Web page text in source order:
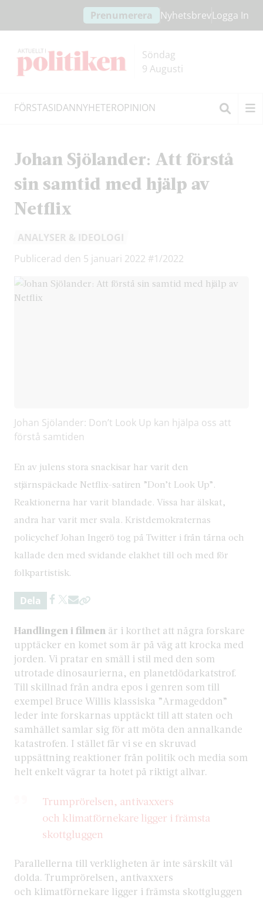
innehållet
headern
Prenumerera NyhetsbrevLogga In
Söndag
9 Augusti
FÖRSTASIDANNYHETEROPINION
Johan Sjölander: Att förstå
sin samtid med hjälp av
Netflix
ANALYSER & IDEOLOGI
Publicerad den 5 januari 2022 #1/2022
Johan Sjölander: Don’t Look Up kan hjälpa oss att
förstå samtiden
En av julens stora snackisar har varit den
stjärnspäckade Netflix-satiren ”Don’t Look Up”.
Reaktionerna har varit blandade. Vissa har älskat,
andra har varit mer svala. Kristdemokraternas
policychef Johan Ingerö tog på Twitter i från tårna och
kallade den med svidande elakhet till och med för
folkpartistisk.
Dela
Handlingen i filmen är i korthet att några forskare
upptäcker en komet som är på väg att krocka med
jorden. Vi pratar en smäll i stil med den som
utrotade dinosaurierna, en planetdödarkatstrof.
Till skillnad från andra epos i genren som till
exempel Bruce Willis klassiska ”Armageddon”
leder inte forskarnas upptäckt till att staten och
samhället samlar sig för att möta den annalkande
katastrofen. I stället får vi se en skruvad
uppsättning reaktioner från politik och media som
helt enkelt vägrar ta hotet på riktigt allvar.
Trumprörelsen, antivaxxers
och klimatförnekare ligger i främsta
skottgluggen
Parallellerna till verkligheten är inte särskilt väl
dolda. Trumprörelsen, antivaxxers
och klimatförnekare ligger i främsta skottgluggen